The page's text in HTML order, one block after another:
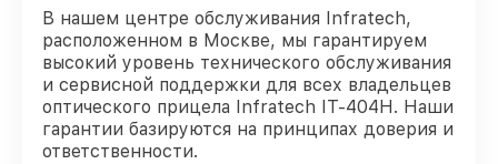
В нашем центре обслуживания Infratech,
расположенном в Москве, мы гарантируем
высокий уровень технического обслуживания
и сервисной поддержки для всех владельцев
оптического прицела Infratech IT-404H. Наши
гарантии базируются на принципах доверия и
ответственности.